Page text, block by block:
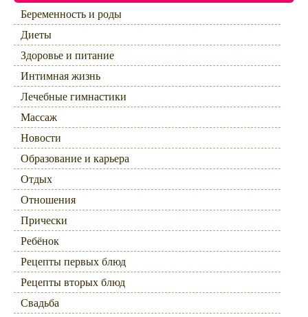
Беременность и роды
Диеты
Здоровье и питание
Интимная жизнь
Лечебные гимнастики
Массаж
Новости
Образование и карьера
Отдых
Отношения
Прически
Ребёнок
Рецепты первых блюд
Рецепты вторых блюд
Свадьба